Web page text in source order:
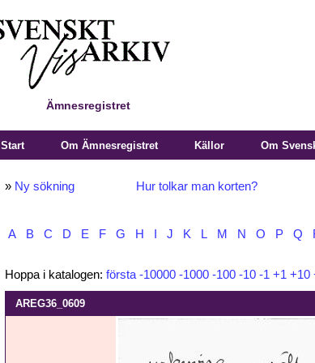
Ämnesregistret
Start Om Ämnesregistret Källor Om
» Ny sökning Hur tolkar man korten?
A B C D E F G H J K L M N O P Q
Hoppa i katalogen: första -10000 -1000 -100 -10 -1 +1 +10
AREG36_0609